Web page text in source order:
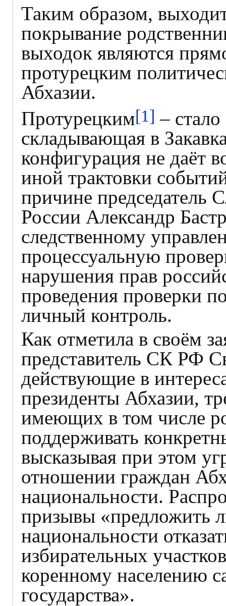
Таким образом,
покрывание
выходок являются
протурецким
Абхазии.
Протурецким[1] –
складывающая в
конфигурация не даёт
иной трактовки
причине председатель
России Александр
следственному
процессуальную
нарушения прав
проведения проверки
личный контроль.
Как отметила в своём
представитель СК РФ
действующие в
президенты Абхазии,
имеющих в том числе
поддерживать
высказывая при этом
отношении граждан
национальности.
призывы «предложить
национальности
избирательных
коренному населению
государства».